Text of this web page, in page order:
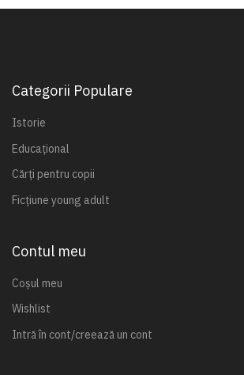
Categorii Populare
Istorie
Educațional
Cărți pentru copii
Ficțiune young adult
Contul meu
Coșul meu
Wishlist
Intră în cont/creează un cont